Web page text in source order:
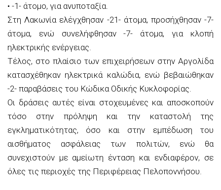
• -1- άτομο, για ανυποταξία.
Στη Λακωνία ελέγχθησαν -21- άτομα, προσήχθησαν -7-
άτομα, ενώ συνελήφθησαν -7- άτομα, για κλοπή
ηλεκτρικής ενέργειας.
Τέλος, στο πλαίσιο των επιχειρήσεων στην Αργολίδα
κατασχέθηκαν ηλεκτρικά καλώδια, ενώ βεβαιώθηκαν
-2- παραβάσεις του Κώδικα Οδικής Κυκλοφορίας.
Οι δράσεις αυτές είναι στοχευμένες και αποσκοπούν
τόσο στην πρόληψη και την καταστολή της
εγκληματικότητας, όσο και στην εμπέδωση του
αισθήματος ασφάλειας των πολιτών, ενώ θα
συνεχιστούν με αμείωτη ένταση και ενδιαφέρον, σε
όλες τις περιοχές της Περιφέρειας Πελοποννήσου.